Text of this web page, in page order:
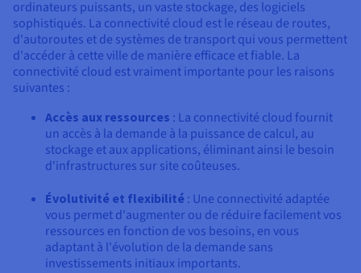
Tarifs
Disponibilités par régions
Documentation
Roadmap & Changelog
Roadmap & Changelog
Roadmap & Changelog
ordinateurs puissants, un vaste stockage, des logiciels
sophistiqués. La connectivité cloud est le réseau de routes,
d'autoroutes et de systèmes de transport qui vous permettent
d'accéder à cette ville de manière efficace et fiable. La
connectivité cloud est vraiment importante pour les raisons
suivantes :
Accès aux ressources : La connectivité cloud fournit
un accès à la demande à la puissance de calcul, au
stockage et aux applications, éliminant ainsi le besoin
d'infrastructures sur site coûteuses.
Évolutivité et flexibilité : Une connectivité adaptée
vous permet d'augmenter ou de réduire facilement vos
ressources en fonction de vos besoins, en vous
adaptant à l'évolution de la demande sans
investissements initiaux importants.